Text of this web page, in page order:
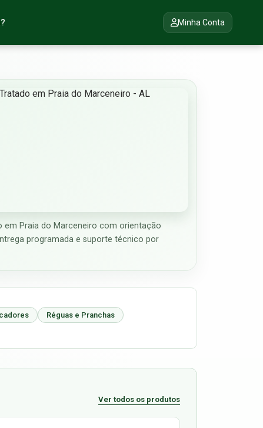
Minha Conta
em Praia do Marceneiro com orientação
programada e suporte técnico por
Réguas e Pranchas
Ver todos os produtos